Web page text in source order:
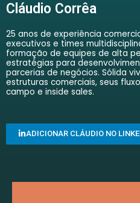
Cláudio Corrêa
25 anos de experiência
executivos e times
formação de equipes de alta
estratégias para
parcerias de negócios. Sólida
estruturas comerciais, seus
campo e inside sales.
ADICIONAR CLÁUDIO NO